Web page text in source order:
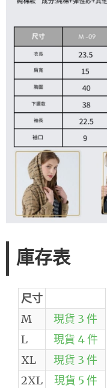
庫存表
尺寸
M
現貨 3 件
L
現貨 4 件
XL
現貨 3 件
2XL
現貨 5 件